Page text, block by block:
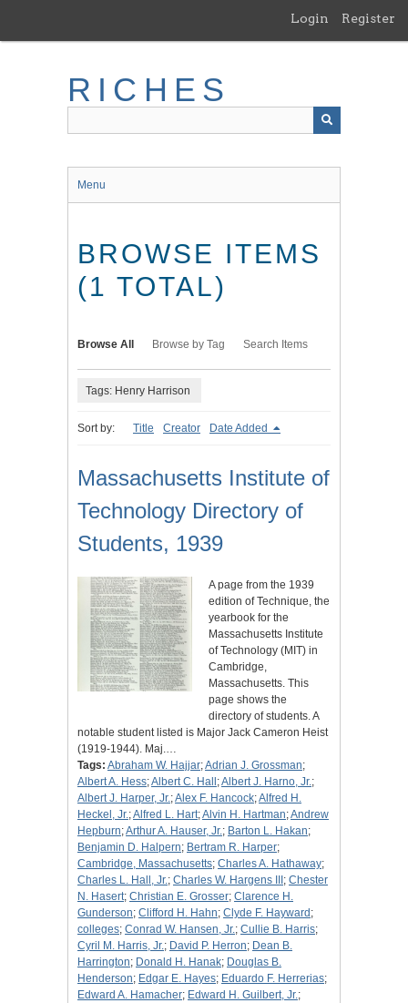
main
Login Register
RICHES
Menu
BROWSE ITEMS
(1 TOTAL)
Browse All Browse by Tag Search Items
Tags: Henry Harrison
Sort by: Title Creator Date Added
Massachusetts Institute of
Technology Directory of
Students, 1939
A page from the 1939
edition of Technique, the
yearbook for the
Massachusetts Institute
of Technology (MIT) in
Cambridge,
Massachusetts. This
page shows the
directory of students. A
notable student listed is Major Jack Cameron Heist
(1919-1944). Maj.…
Tags: Abraham W. Hajjar;Adrian J. Grossman;
Albert A. Hess;Albert C. Hall ;Albert J. Harno, Jr.;
Albert J. Harper, Jr.;Alex F. Hancock;Alfred H.
Heckel, Jr.;Alfred L. Hart;Alvin H. Hartman;Andrew
Hepburn;Arthur A. Hauser, Jr.; Barton L. Hakan;
Benjamin D. Halpern; Bertram R. Harper;
Cambridge, Massachusetts; Charles A. Hathaway;
Charles L. Hall, Jr.; Charles W. Hargens III ; Chester
N. Hasert; Christian E. Grosser; Clarence H.
Gunderson; Clifford H. Hahn; Clyde F. Hayward ;
colleges; Conrad W. Hansen, Jr.; Cullie B. Harris;
Cyril M. Harris, Jr.; David P. Herron; Dean B.
Harrington; Donald H. Hanak; Douglas B.
Henderson; Edgar E. Hayes; Eduardo F. Herrerias;
Edward A. Hamacher; Edward H. Guilbert, Jr.;